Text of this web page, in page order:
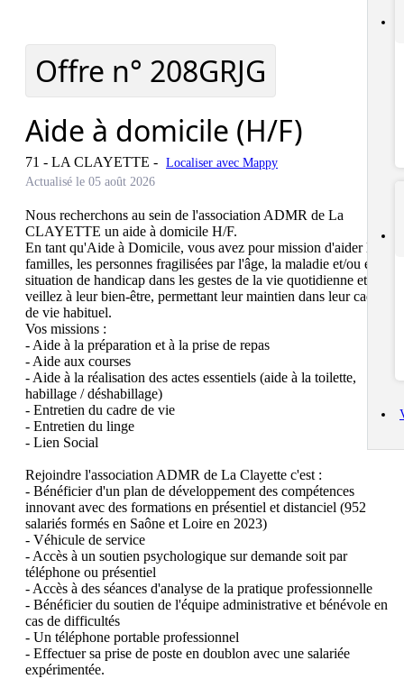
Offre n° 208GRJG
Aide à domicile (H/F)
71 - LA CLAYETTE - Localiser avec Mappy
Actualisé le 05 août 2026
Nous recherchons au sein de l'association ADMR de La
CLAYETTE un aide à domicile H/F.
En tant qu'Aide à Domicile, vous avez pour mission d'aider les
familles, les personnes fragilisées par l'âge, la maladie et/ou en
situation de handicap dans les gestes de la vie quotidienne et vous
veillez à leur bien-être, permettant leur maintien dans leur cadre
de vie habituel.
Vos missions :
- Aide à la préparation et à la prise de repas
- Aide aux courses
- Aide à la réalisation des actes essentiels (aide à la toilette,
habillage / déshabillage)
- Entretien du cadre de vie
- Entretien du linge
- Lien Social
Rejoindre l'association ADMR de La Clayette c'est :
- Bénéficier d'un plan de développement des compétences
innovant avec des formations en présentiel et distanciel (952
salariés formés en Saône et Loire en 2023)
- Véhicule de service
- Accès à un soutien psychologique sur demande soit par
téléphone ou présentiel
- Accès à des séances d'analyse de la pratique professionnelle
- Bénéficier du soutien de l'équipe administrative et bénévole en
cas de difficultés
- Un téléphone portable professionnel
- Effectuer sa prise de poste en doublon avec une salariée
expérimentée.